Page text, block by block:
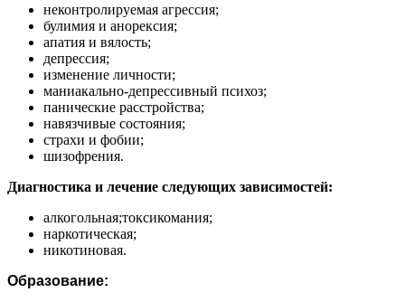
неконтролируемая агрессия;
булимия и анорексия;
апатия и вялость;
депрессия;
изменение личности;
маниакально-депрессивный психоз;
панические расстройства;
навязчивые состояния;
страхи и фобии;
шизофрения.
Диагностика и лечение следующих зависимостей:
алкогольная;токсикомания;
наркотическая;
никотиновая.
Образование: